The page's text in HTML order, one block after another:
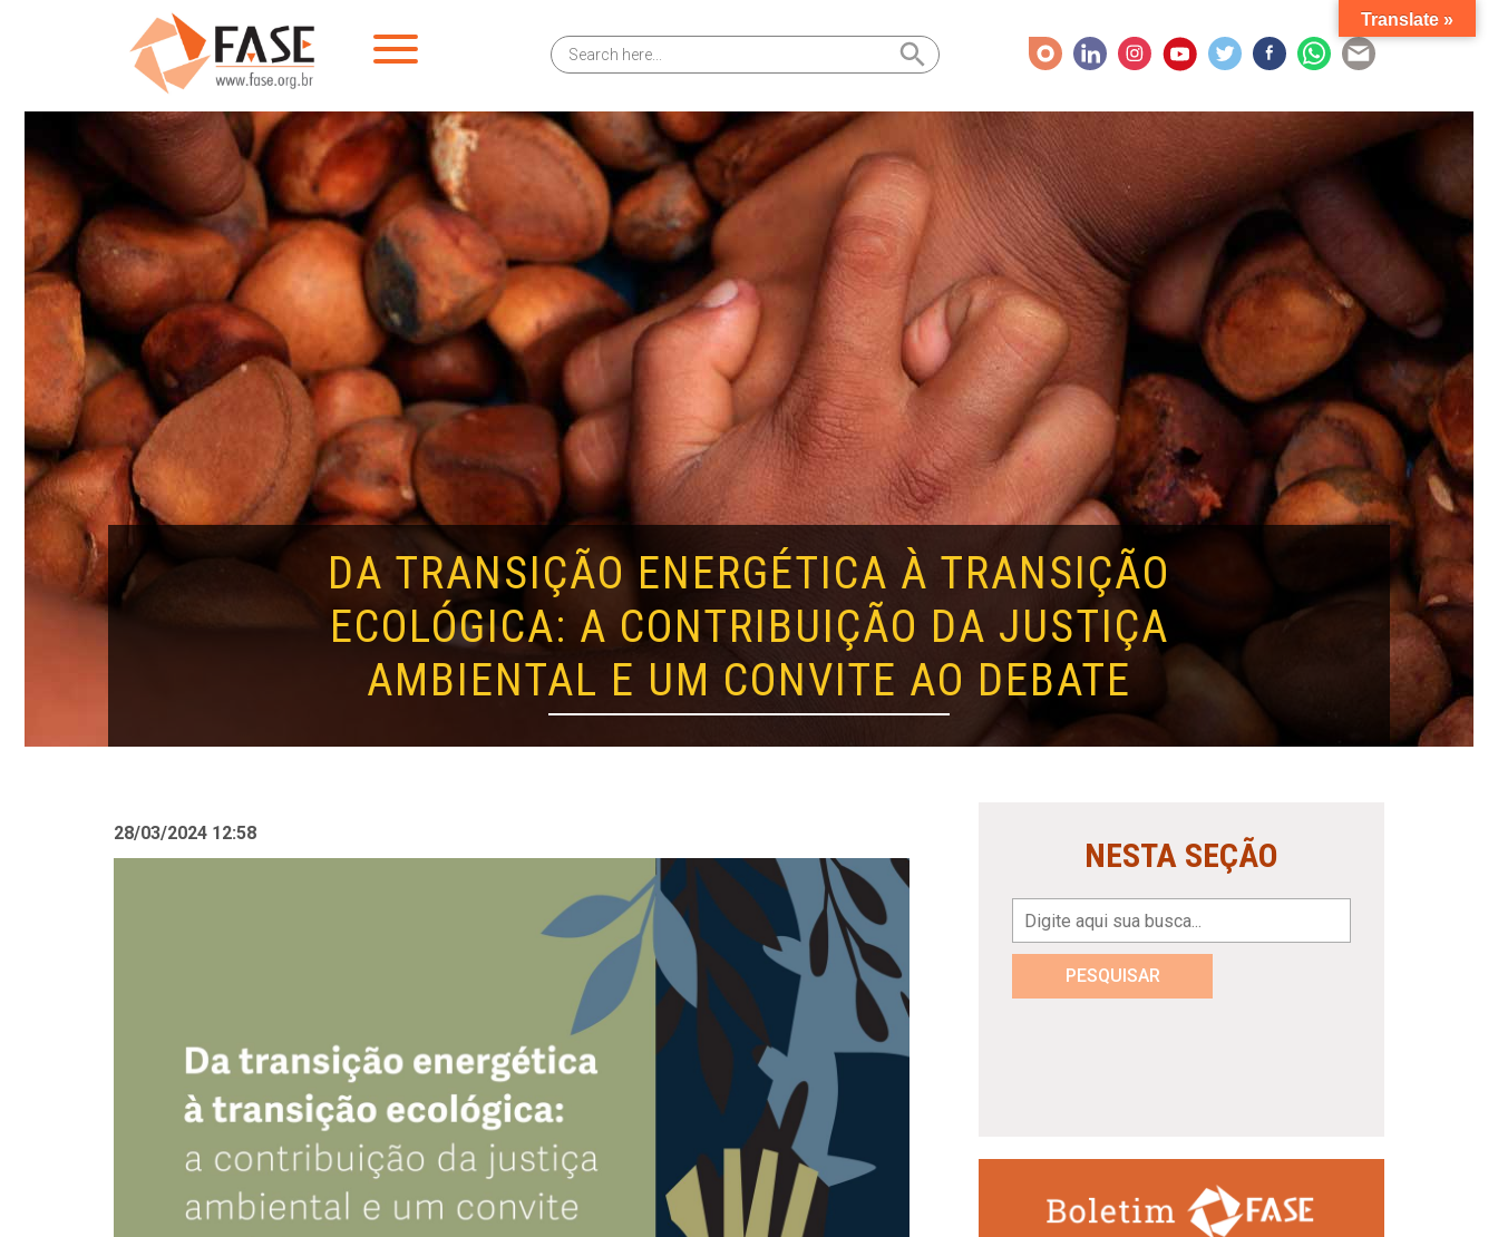
Search
for:
Search Button
DA TRANSIÇÃO ENERGÉTICA À TRANSIÇÃO
ECOLÓGICA: A CONTRIBUIÇÃO DA JUSTIÇA
AMBIENTAL E UM CONVITE AO DEBATE
28/03/2024 12:58
NESTA SEÇÃO
PESQUISAR
Translate »